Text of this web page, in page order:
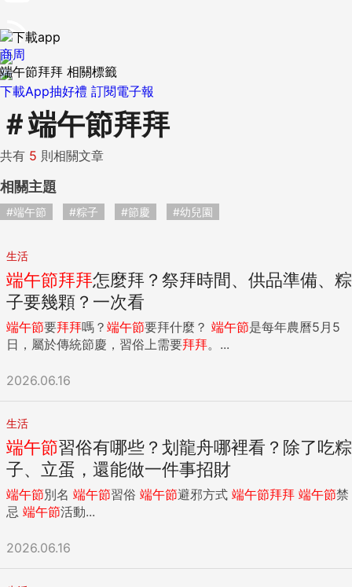
下載App抽好禮 訂閱電子報
商周
端午節拜拜 相關標籤
＃端午節拜拜
共有 5 則相關文章
相關主題
#端午節 #粽子 #節慶 #幼兒園
生活
端午節拜拜怎麼拜？祭拜時間、供品準備、粽
子要幾顆？一次看
端午節要拜拜嗎？ 端午節要拜什麼？ 端午節是每年農曆5月5
日，屬於傳統節慶，習俗上需要拜拜。...
2026.06.16
生活
端午節習俗有哪些？划龍舟哪裡看？除了吃粽
子、立蛋，還能做一件事招財
端午節別名 端午節習俗 端午節避邪方式 端午節拜拜 端午節禁
忌 端午節活動...
2026.06.16